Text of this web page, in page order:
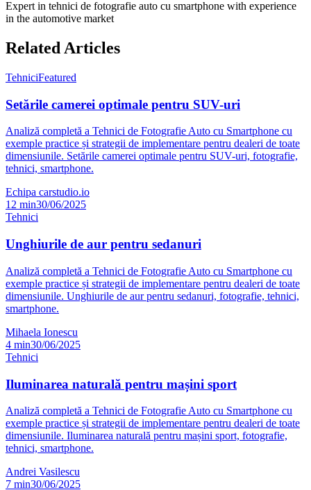
Expert in tehnici de fotografie auto cu smartphone with experience
in the automotive market
Related Articles
TehniciFeatured
Setările camerei optimale pentru SUV-uri
Analiză completă a Tehnici de Fotografie Auto cu Smartphone cu
exemple practice și strategii de implementare pentru dealeri de toate
dimensiunile. Setările camerei optimale pentru SUV-uri, fotografie,
tehnici, smartphone.
Echipa carstudio.io
12 min30/06/2025
Tehnici
Unghiurile de aur pentru sedanuri
Analiză completă a Tehnici de Fotografie Auto cu Smartphone cu
exemple practice și strategii de implementare pentru dealeri de toate
dimensiunile. Unghiurile de aur pentru sedanuri, fotografie, tehnici,
smartphone.
Mihaela Ionescu
4 min30/06/2025
Tehnici
Iluminarea naturală pentru mașini sport
Analiză completă a Tehnici de Fotografie Auto cu Smartphone cu
exemple practice și strategii de implementare pentru dealeri de toate
dimensiunile. Iluminarea naturală pentru mașini sport, fotografie,
tehnici, smartphone.
Andrei Vasilescu
7 min30/06/2025